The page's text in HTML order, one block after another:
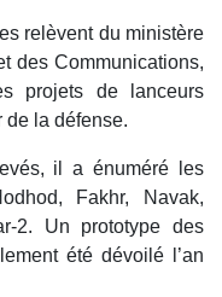
relèvent du ministère
des Communications,
projets de lanceurs
de la défense.
il a énuméré les
Fakhr, Navak,
2. Un prototype des
été dévoilé l’an